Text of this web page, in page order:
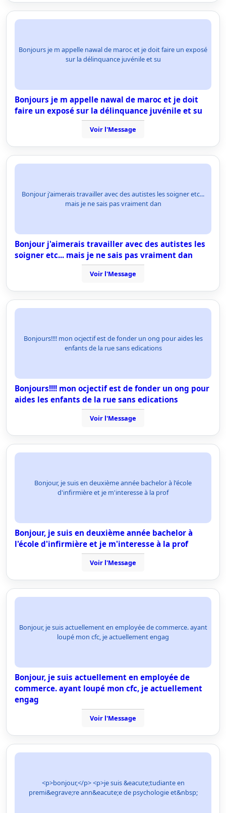
Bonjours je m appelle nawal de maroc et je doit faire un exposé
sur la délinquance juvénile et su
Bonjours je m appelle nawal de maroc et je doit
faire un exposé sur la délinquance juvénile et su
Voir l'Message
Bonjour j'aimerais travailler avec des autistes les soigner etc...
mais je ne sais pas vraiment dan
Bonjour j'aimerais travailler avec des autistes les
soigner etc... mais je ne sais pas vraiment dan
Voir l'Message
Bonjours!!!! mon ocjectif est de fonder un ong pour aides les
enfants de la rue sans edications
Bonjours!!!! mon ocjectif est de fonder un ong pour
aides les enfants de la rue sans edications
Voir l'Message
Bonjour, je suis en deuxième année bachelor à l'école
d'infirmière et je m'interesse à la prof
Bonjour, je suis en deuxième année bachelor à
l'école d'infirmière et je m'interesse à la prof
Voir l'Message
Bonjour, je suis actuellement en employée de commerce. ayant
loupé mon cfc, je actuellement engag
Bonjour, je suis actuellement en employée de
commerce. ayant loupé mon cfc, je actuellement
engag
Voir l'Message
<p>bonjour,</p> <p>je suis &eacute;tudiante en
premi&egrave;re ann&eacute;e de psychologie et&nbsp;